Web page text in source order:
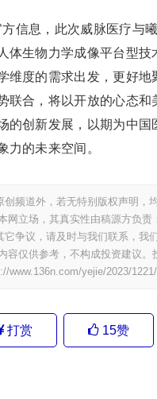
信息，此次威脉医疗与
体生物力学成像平台型技
维度的需求出发，更好地
联合，将以开放的心态和
的创新发展，以期为中国
力的未来空间。
创频道外，若无特别版权声明，
网立场，其真实性由稿源方负责
它争议，请及时与我们联系，我
容仅供参考，不构成投资建议。
www.136n.com/yejie/2023/
打赏 15赞